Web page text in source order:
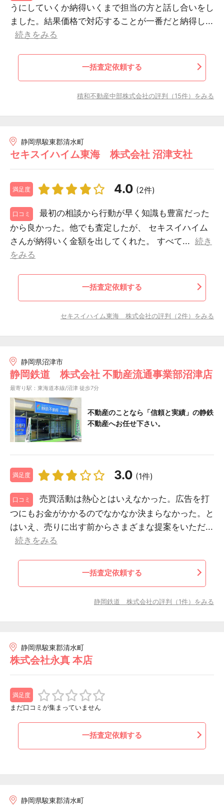
うにしていくか納得いくまで担当の方と話し合いをし
ました。結果価格で対応することが一番だと納得し...
続きをみる
一括査定依頼する
積和不動産中部株式会社の評判（15件）をみる
静岡県駿東郡清水町
セキスイハイム東海 株式会社 沼津支社
満足度 4.0 (2件)
口コミ
最初の相談から行動が早く知識も豊富だった
から良かった。他でも査定したが、 セキスイハイム
さんが納得いく金額を出してくれた。 すべて... 続き
をみる
一括査定依頼する
セキスイハイム東海 株式会社の評判（2件）をみる
静岡県沼津市
静岡鉄道 株式会社 不動産流通事業部沼津店
最寄り駅：東海道本線/沼津 徒歩7分
不動産のことなら「信頼と実績」の静鉄
不動産へお任せ下さい。
満足度 3.0 (1件)
口コミ
売買活動は熱心とはいえなかった。広告を打
つにもお金がかかるのでなかなか決まらなかった。と
はいえ、売りに出す前からさまざまな提案をいただ...
続きをみる
一括査定依頼する
静岡鉄道 株式会社の評判（1件）をみる
静岡県駿東郡清水町
株式会社永真 本店
満足度
まだ口コミが集まっていません
一括査定依頼する
静岡県駿東郡清水町